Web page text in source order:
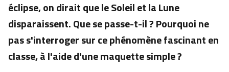
éclipse, on dirait que le Soleil et la Lune
disparaissent. Que se passe-t-il ? Pourquoi ne
pas s'interroger sur ce phénomène fascinant en
classe, à l'aide d'une maquette simple ?